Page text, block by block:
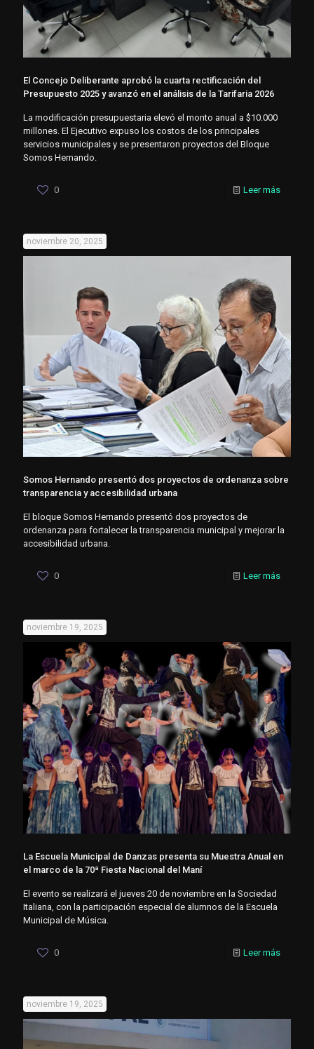
El Concejo Deliberante aprobó la cuarta rectificación del
Presupuesto 2025 y avanzó en el análisis de la Tarifaria 2026
La modificación presupuestaria elevó el monto anual a $10.000
millones. El Ejecutivo expuso los costos de los principales
servicios municipales y se presentaron proyectos del Bloque
Somos Hernando.
0 Leer más
noviembre 20, 2025
Somos Hernando presentó dos proyectos de ordenanza sobre
transparencia y accesibilidad urbana
El bloque Somos Hernando presentó dos proyectos de
ordenanza para fortalecer la transparencia municipal y mejorar la
accesibilidad urbana.
0 Leer más
noviembre 19, 2025
La Escuela Municipal de Danzas presenta su Muestra Anual en
el marco de la 70ª Fiesta Nacional del Maní
El evento se realizará el jueves 20 de noviembre en la Sociedad
Italiana, con la participación especial de alumnos de la Escuela
Municipal de Música.
0 Leer más
noviembre 19, 2025